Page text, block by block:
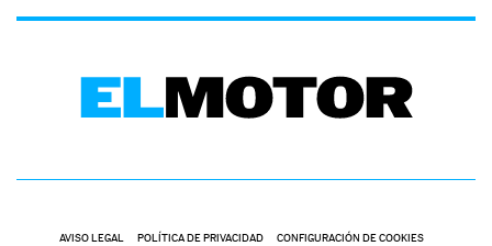
AVISO LEGAL POLÍTICA DE PRIVACIDAD CONFIGURACIÓN DE COOKIES